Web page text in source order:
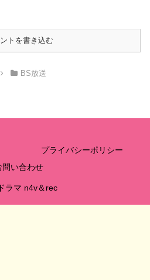
トを書き込む
BS放送
プライバシーポリシー
問い合わせ
ラマ n4v＆rec